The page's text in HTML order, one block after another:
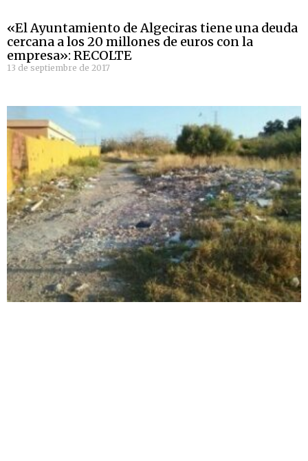
«El Ayuntamiento de Algeciras tiene una deuda
cercana a los 20 millones de euros con la
empresa»: RECOLTE
13 de septiembre de 2017